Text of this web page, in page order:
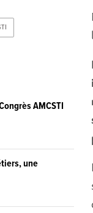
AMCSTI
une